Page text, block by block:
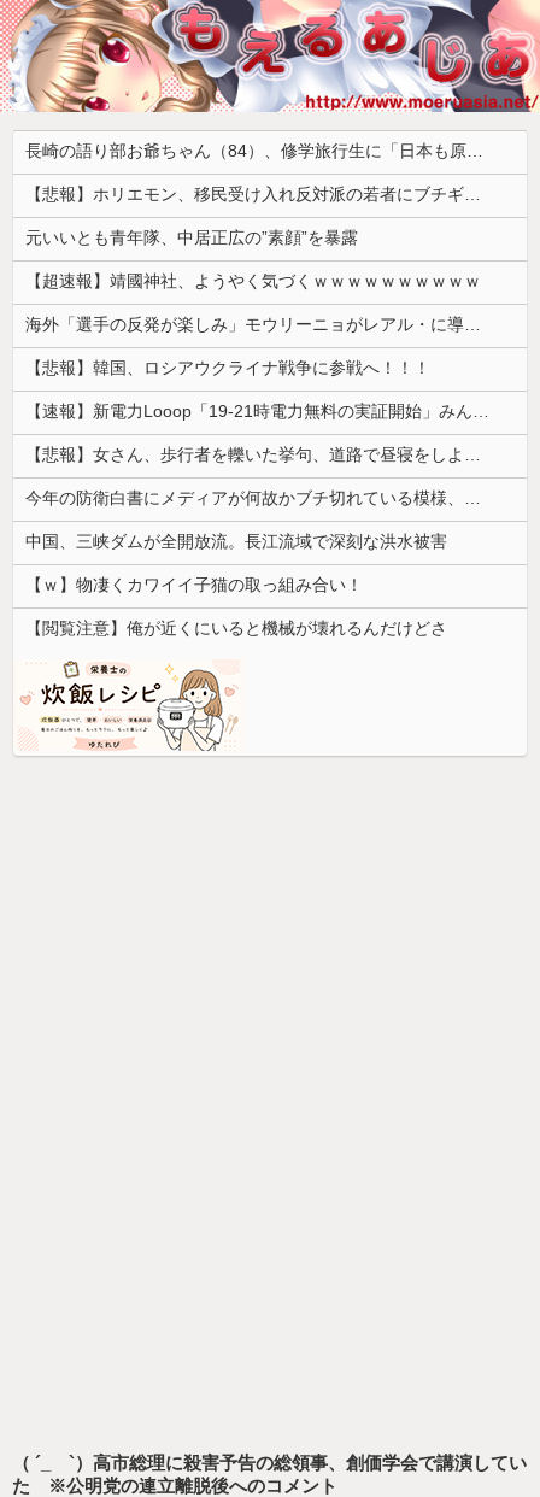
長崎の語り部お爺ちゃん（84）、修学旅行生に「日本も原爆を持たないと負ける」と言われびっくり！ 被団協代表（85）も中学生に「核を持たないで日本を守れますか」と問われ危機感
【悲報】ホリエモン、移民受け入れ反対派の若者にブチギレ「差別するなんて最低だ！」 → スタジオ誰も反論できず沈黙 ………
元いいとも青年隊、中居正広の”素顔”を暴露
【超速報】靖國神社、ようやく気づくｗｗｗｗｗｗｗｗｗｗ
海外「選手の反発が楽しみ」モウリーニョがレアル・に導入した新ルール（海外の反応）
【悲報】韓国、ロシアウクライナ戦争に参戦へ！！！
【速報】新電力Looop「19-21時電力無料の実証開始」みんなこれにするじゃん、電力会社の勢力図が変わるか
【悲報】女さん、歩行者を轢いた挙句、道路で昼寝をしようとしてしまう
今年の防衛白書にメディアが何故かブチ切れている模様、躍起になって批判するも逆に有権者からは……
中国、三峡ダムが全開放流。長江流域で深刻な洪水被害
【ｗ】物凄くカワイイ子猫の取っ組み合い！
【閲覧注意】俺が近くにいると機械が壊れるんだけどさ
（ ´_ゝ`）高市総理に殺害予告の総領事、創価学会で講演してい
た ※公明党の連立離脱後へのコメント